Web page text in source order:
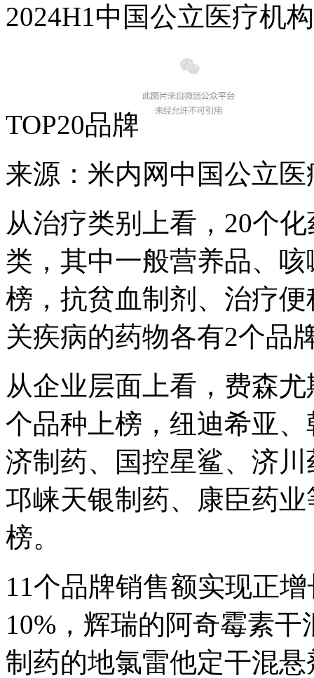
2024H1中国公立医疗机
TOP20品牌
来源：米内网中国公立
从治疗类别上看，20个
类，其中一般营养品、
榜，抗贫血制剂、治疗
关疾病的药物各有2个品
从企业层面上看，费森
个品种上榜，纽迪希亚
济制药、国控星鲨、济
邛崃天银制药、康臣药
榜。
11个品牌销售额实现正
10%，辉瑞的阿奇霉素
制药的地氯雷他定干混